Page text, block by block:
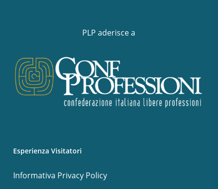
PLP aderisce a
Esperienza Visitatori
Informativa Privacy Policy